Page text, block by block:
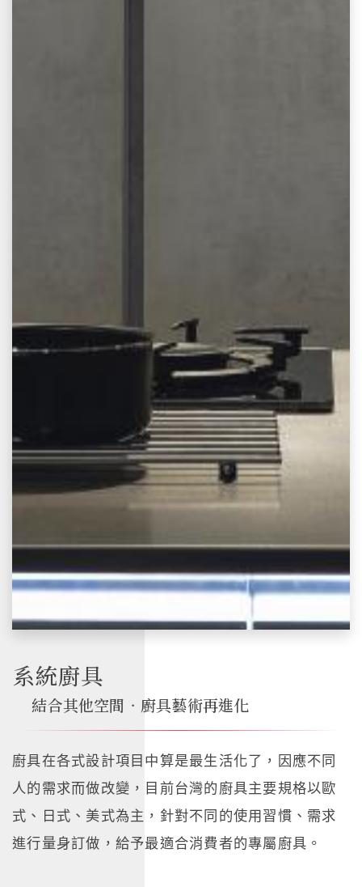
系統廚具
結合其他空間‧廚具藝術再進化
廚具在各式設計項目中算是最生活化了，因應不同
人的需求而做改變，目前台灣的廚具主要規格以歐
式、日式、美式為主，針對不同的使用習慣、需求
進行量身訂做，給予最適合消費者的專屬廚具。